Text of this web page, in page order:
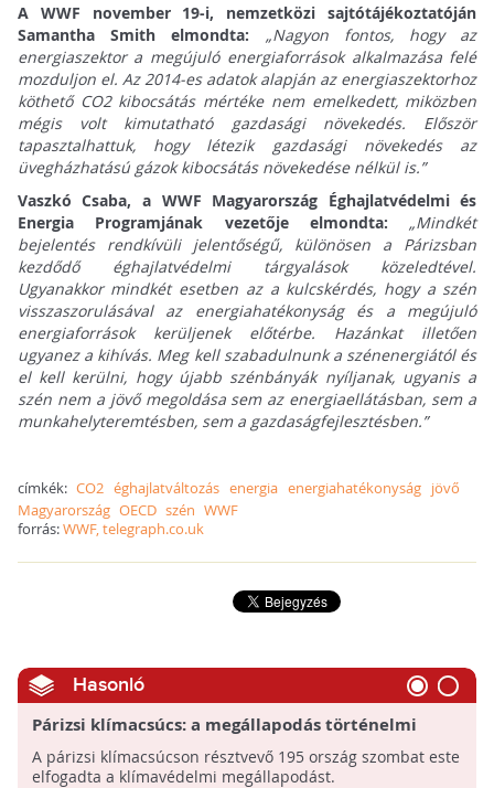
A WWF november 19-i, nemzetközi sajtótájékoztatóján
Samantha Smith elmondta:
„Nagyon fontos, hogy az
energiaszektor a megújuló energiaforrások alkalmazása felé
mozduljon el. Az 2014-es adatok alapján az energiaszektorhoz
köthető CO2 kibocsátás mértéke nem emelkedett, miközben
mégis volt kimutatható gazdasági növekedés. Először
tapasztalhattuk, hogy létezik gazdasági növekedés az
üvegházhatású gázok kibocsátás növekedése nélkül is.”
Vaszkó Csaba, a WWF Magyarország Éghajlatvédelmi és
Energia Programjának vezetője elmondta: „Mindkét
bejelentés rendkívüli jelentőségű, különösen a Párizsban
kezdődő éghajlatvédelmi tárgyalások közeledtével.
Ugyanakkor mindkét esetben az a kulcskérdés, hogy a szén
visszaszorulásával az energiahatékonyság és a megújuló
energiaforrások kerüljenek előtérbe. Hazánkat illetően
ugyanez a kihívás. Meg kell szabadulnunk a szénenergiától és
el kell kerülni, hogy újabb szénbányák nyíljanak, ugyanis a
szén nem a jövő megoldása sem az energiaellátásban, sem a
munkahelyteremtésben, sem a gazdaságfejlesztésben.”
címkék: CO2 éghajlatváltozás energia energiahatékonyság jövő
Magyarország OECD szén WWF
forrás:WWF, telegraph.co.uk
Hasonló
Párizsi klímacsúcs: a megállapodás történelmi
jelentőségű, ez az első egyetemes és kötelező
érvényű klímavédelmi egyezmény
A párizsi klímacsúcson résztvevő 195 ország szombat este
elfogadta a klímavédelmi megállapodást.